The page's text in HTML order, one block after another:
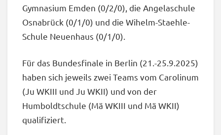
Gymnasium Emden (0/2/0), die Angelaschule
Osnabrück (0/1/0) und die Wihelm-Staehle-
Schule Neuenhaus (0/1/0).
Für das Bundesfinale in Berlin (21.-25.9.2025)
haben sich jeweils zwei Teams vom Carolinum
(Ju WKIII und Ju WKII) und von der
Humboldtschule (Mä WKIII und Mä WKII)
qualifiziert.